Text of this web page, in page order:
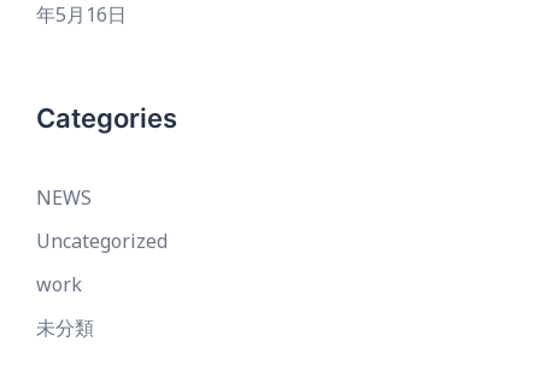
年5月16日
Categories
NEWS
Uncategorized
work
未分類